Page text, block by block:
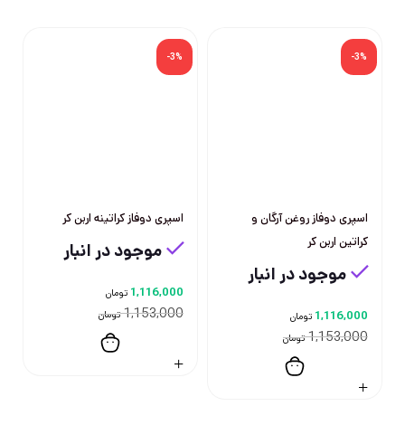
-3%
اسپری دوفاز روغن آرگان و
کراتین اربن کر
موجود در انبار
1,153,000 تومان
1,116,000 تومان
-3%
اسپری دوفاز کراتینه اربن کر
موجود در انبار
1,153,000 تومان
1,116,000 تومان